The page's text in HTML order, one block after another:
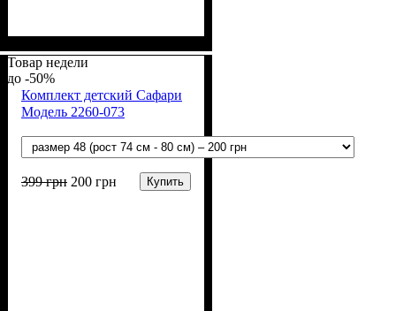
Товар недели
-50%
Комплект детский Сафари
Модель 2260-073
399грн 200 грн Купить